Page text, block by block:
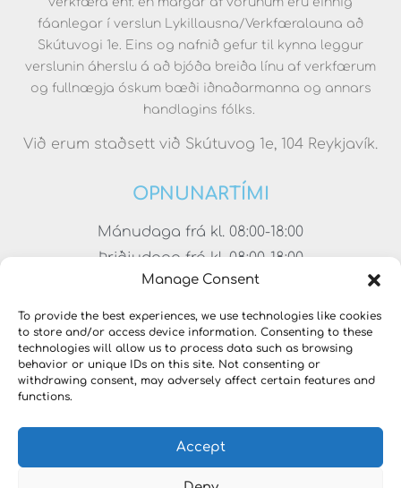
Manage Consent
To provide the best experiences, we use technologies like cookies
to store and/or access device information. Consenting to these
technologies will allow us to process data such as browsing
behavior or unique IDs on this site. Not consenting or
withdrawing consent, may adversely affect certain features and
functions.
Accept
fáanlegar í verslun Lykillausna/Verkfæralauna að
Skútuvogi 1e. Eins og nafnið gefur til kynna leggur
verslunin áherslu á að bjóða breiða línu af verkfærum
og fullnægja óskum bæði iðnaðarmanna og annars
handlagins fólks.
Við erum staðsett við Skútuvog 1e, 104 Reykjavík.
OPNUNARTÍMI
Mánudaga frá kl. 08:00-18:00
Þriðjudaga frá kl. 08:00-18:00
Miðvikudaga frá kl. 08:00-18:00
Fimmtudaga frá kl. 08:00-18:00
Föstudaga frá kl. 08:00-17:00
Laugardaga frá kl. 11:00-15:00